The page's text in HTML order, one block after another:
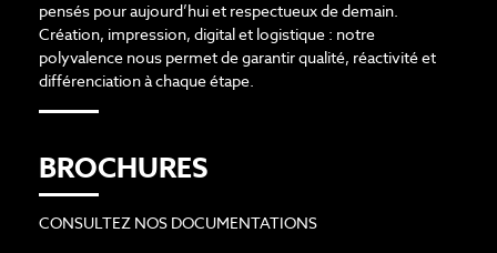
pensés pour aujourd’hui et respectueux de demain.
Création, impression, digital et logistique : notre
polyvalence nous permet de garantir qualité, réactivité et
différenciation à chaque étape.
BROCHURES
CONSULTEZ NOS DOCUMENTATIONS